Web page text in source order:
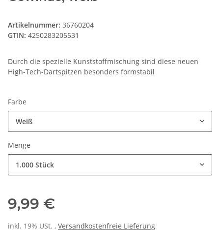
Artikelnummer: 36760204
GTIN: 4250283205531
Durch die spezielle Kunststoffmischung sind diese neuen
High-Tech-Dartspitzen besonders formstabil
Farbe
Weiß
Menge
1.000 Stück
9,99 €
inkl. 19% USt. , Versandkostenfreie Lieferung